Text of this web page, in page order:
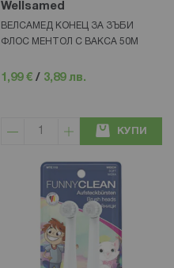
Wellsamed
ВЕЛСАМЕД КОНЕЦ ЗА ЗЪБИ
ФЛОС МЕНТОЛ С ВАКСА 50М
1,99 € / 3,89 лв.
КУПИ